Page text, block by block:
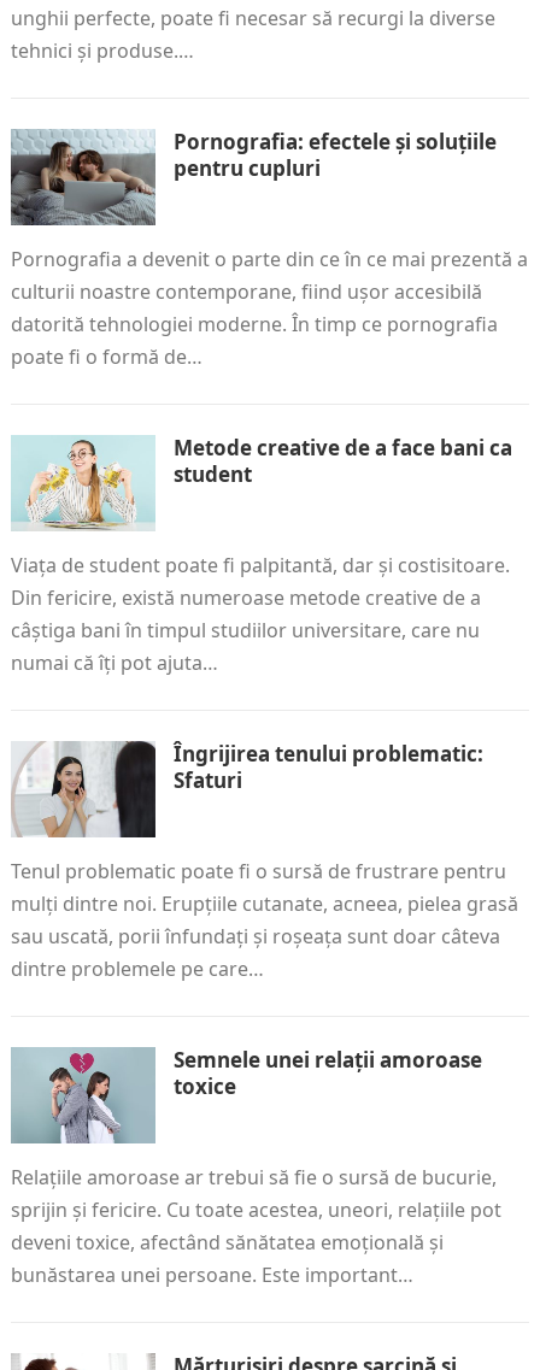
unghii perfecte, poate fi necesar să recurgi la diverse
tehnici și produse.…
Pornografia: efectele și soluțiile
pentru cupluri
Pornografia a devenit o parte din ce în ce mai prezentă a
culturii noastre contemporane, fiind ușor accesibilă
datorită tehnologiei moderne. În timp ce pornografia
poate fi o formă de…
Metode creative de a face bani ca
student
Viața de student poate fi palpitantă, dar și costisitoare.
Din fericire, există numeroase metode creative de a
câștiga bani în timpul studiilor universitare, care nu
numai că îți pot ajuta…
Îngrijirea tenului problematic:
Sfaturi
Tenul problematic poate fi o sursă de frustrare pentru
mulți dintre noi. Erupțiile cutanate, acneea, pielea grasă
sau uscată, porii înfundați și roșeața sunt doar câteva
dintre problemele pe care…
Semnele unei relații amoroase
toxice
Relațiile amoroase ar trebui să fie o sursă de bucurie,
sprijin și fericire. Cu toate acestea, uneori, relațiile pot
deveni toxice, afectând sănătatea emoțională și
bunăstarea unei persoane. Este important…